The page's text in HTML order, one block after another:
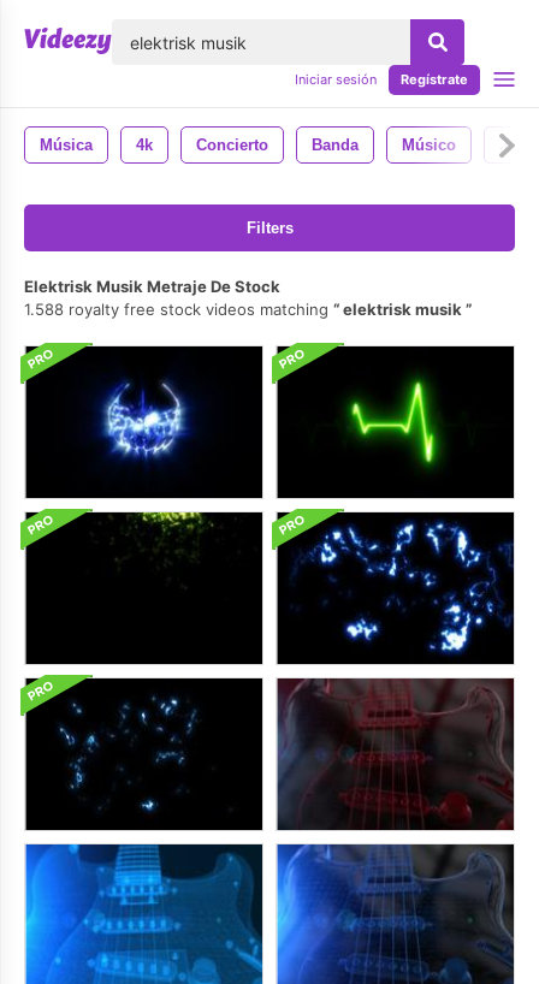
Iniciar sesión Regístrate
Música 4k Concierto Banda Músico
Filters
Elektrisk Musik Metraje De Stock
1.588 royalty free stock videos matching
elektrisk musik